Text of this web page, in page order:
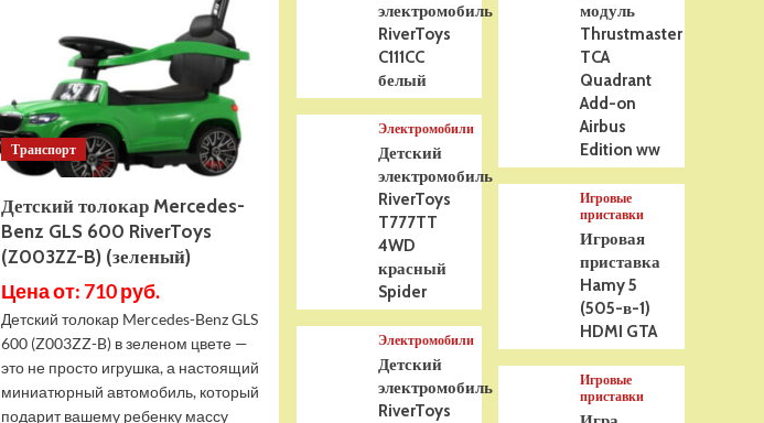
Транспорт
Детский толокар Mercedes-
Benz GLS 600 RiverToys
(Z003ZZ-B) (зеленый)
Цена от: 710 руб.
Детский толокар Mercedes-Benz GLS
600 (Z003ZZ-B) в зеленом цвете —
это не просто игрушка, а настоящий
миниатюрный автомобиль, который
подарит вашему ребенку массу
электромобиль
RiverToys
C111CC
белый
Электромобили
Детский
электромобиль
RiverToys
T777TT
4WD
красный
Spider
Электромобили
Детский
электромобиль
RiverToys
модуль
Thrustmaster
TCA
Quadrant
Add-on
Airbus
Edition ww
Игровые
приставки
Игровая
приставка
Hamy 5
(505-в-1)
HDMI GTA
Игровые
приставки